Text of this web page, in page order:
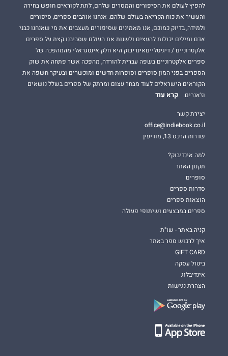
להפיץ לעולם את הסיפורים והמסרים שלהם, לתת לקוראים חופש בחירה
והעשיר את כוח הקריאה בעולם שלהם. אנחנו אוהבים ספרים, סיפורים
ולמידה, בדיוק כמוכם, אנו מאמינים שסיפורים מעצבים את מי שאנחנו כבני
אדם ומילים יכולות להעצים ולשנות את העולם שסביבנו.קצת על ספרים
אלקטרוניים / דיגיטלייםאינדיבוק היא חלק אינטגראלי מהמהפכה של
ספרים אלקטרוניים בשפה עברית להורדה, מהפכה אשר פתחה את שוק
הספרים בפני המון סופרים וסופרות חדשים ומוכשרים ובעיקר חשפה את
הקוראים הישראלים לעוד מבחר עצום ומרתק של ספרים בשלל נושאים
וז'אנרים.
קרא עוד
יצירת קשר
office@indiebook.co.il
שדרות הרכס 13, מודיעין
למה אינדיבוק?
תקנון האתר
סופרים
סדרות ספרים
הוצאות ספרים
ספרים במבצעים ושיתופי פעולה
קניה באתר - שו"ת
איך לרכוש ספר באתר
GIFT CARD
ביטול עסקה
אינדיבלוג
הצהרת נגישות